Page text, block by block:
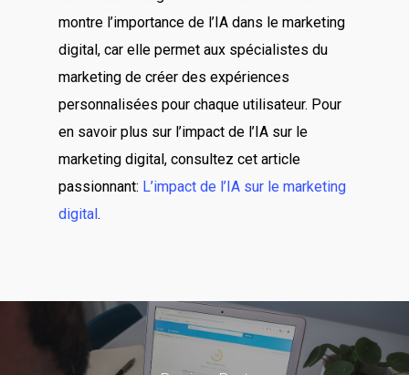
montre l’importance de l’IA dans le marketing
digital, car elle permet aux spécialistes du
marketing de créer des expériences
personnalisées pour chaque utilisateur. Pour
en savoir plus sur l’impact de l’IA sur le
marketing digital, consultez cet article
passionnant: L’impact de l’IA sur le marketing
digital.